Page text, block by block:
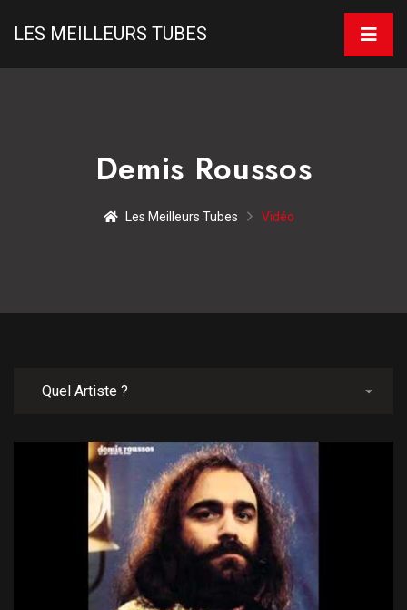
LES MEILLEURS TUBES
Demis Roussos
Les Meilleurs Tubes Vidéo